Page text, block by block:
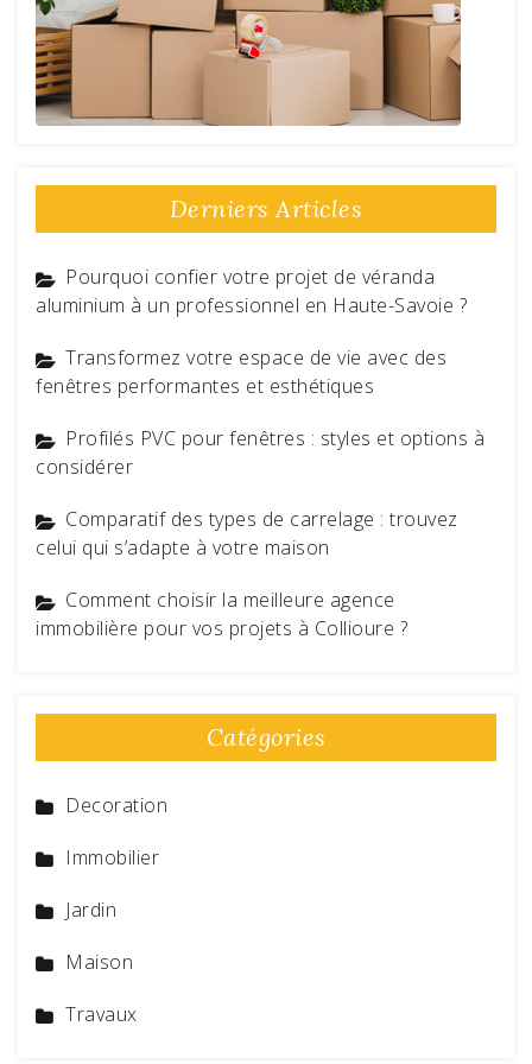
Derniers Articles
Pourquoi confier votre projet de véranda
aluminium à un professionnel en Haute-Savoie ?
Transformez votre espace de vie avec des
fenêtres performantes et esthétiques
Profilés PVC pour fenêtres : styles et options à
considérer
Comparatif des types de carrelage : trouvez
celui qui s’adapte à votre maison
Comment choisir la meilleure agence
immobilière pour vos projets à Collioure ?
Catégories
Decoration
Immobilier
Jardin
Maison
Travaux